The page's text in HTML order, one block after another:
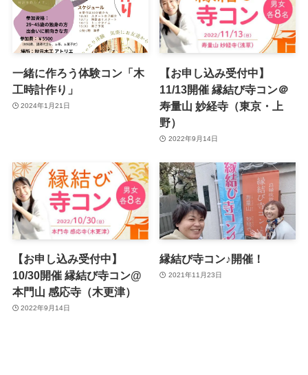
一緒に作ろう体験コン「木
工時計作り」
2024年1月21日
【お申し込み受付中】
11/13開催 縁結び寺コン＠
寿量山 妙経寺（東京・上
野）
2022年9月14日
【お申し込み受付中】
10/30開催 縁結び寺コン@
本門山 感応寺（木更津）
2022年9月14日
縁結び寺コン♪開催！
2021年11月23日